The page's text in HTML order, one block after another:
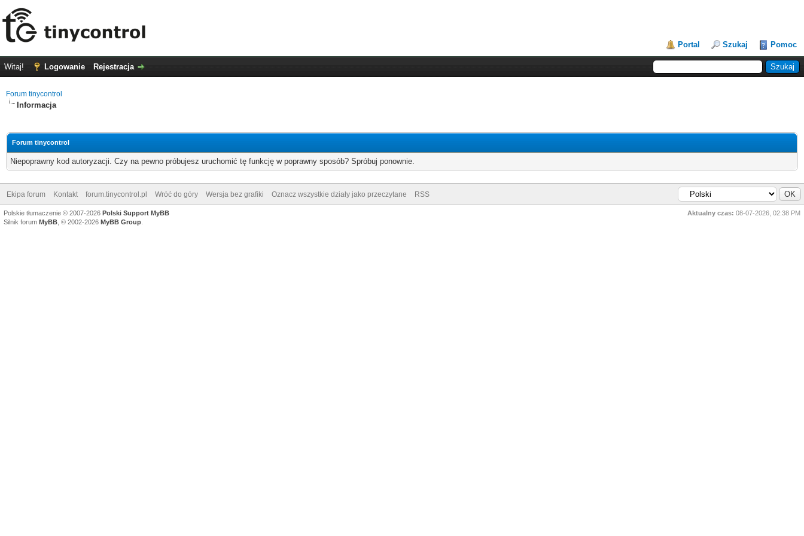
Portal Szukaj Pomoc
Witaj! Logowanie Rejestracja
Forum tinycontrol
Informacja
Forum tinycontrol
Niepoprawny kod autoryzacji. Czy na pewno próbujesz uruchomić tę funkcję w poprawny sposób? Spróbuj ponownie.
Ekipa forum Kontakt forum.tinycontrol.pl Wróć do góry Wersja bez grafiki Oznacz wszystkie działy jako przeczytane RSS
Aktualny czas: 08-07-2026, 02:38 PM
Polskie tłumaczenie © 2007-2026 Polski Support MyBB
Silnik forum MyBB , © 2002-2026 MyBB Group